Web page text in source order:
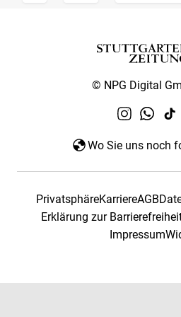
© NPG Digital
Wo Sie uns noch
PrivatsphäreKarriereAGB
Erklärung zur
Impressum